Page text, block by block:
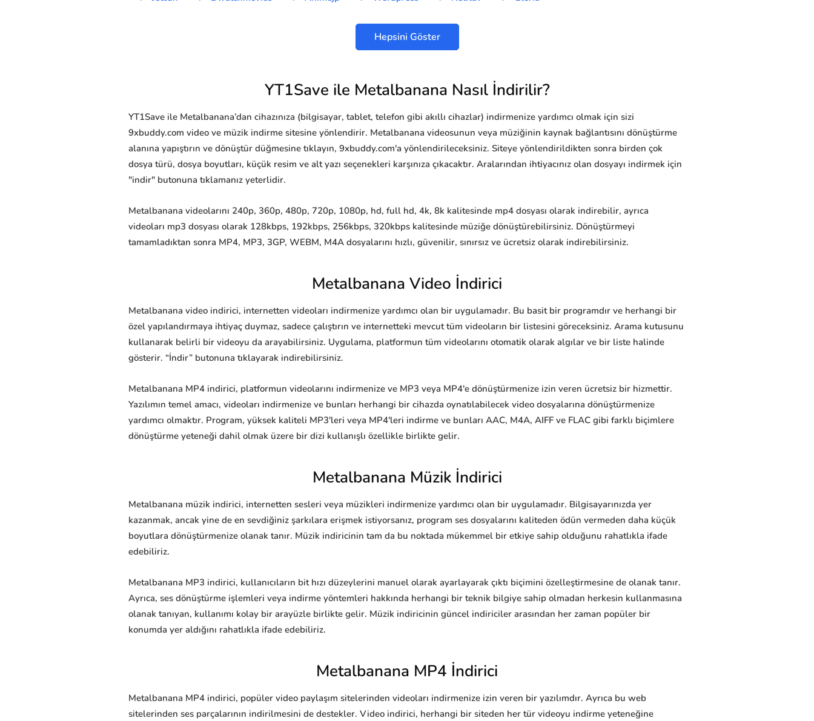
Hepsini Göster
YT1Save ile Metalbanana Nasıl İndirilir?
YT1Save ile Metalbanana’dan cihazınıza (bilgisayar, tablet, telefon gibi akıllı cihazlar) indirmenize yardımcı olmak için sizi
9xbuddy.com video ve müzik indirme sitesine yönlendirir. Metalbanana videosunun veya müziğinin kaynak bağlantısını dönüştürme
alanına yapıştırın ve dönüştür düğmesine tıklayın, 9xbuddy.com'a yönlendirileceksiniz. Siteye yönlendirildikten sonra birden çok
dosya türü, dosya boyutları, küçük resim ve alt yazı seçenekleri karşınıza çıkacaktır. Aralarından ihtiyacınız olan dosyayı indirmek için
"indir" butonuna tıklamanız yeterlidir.
Metalbanana videolarını 240p, 360p, 480p, 720p, 1080p, hd, full hd, 4k, 8k kalitesinde mp4 dosyası olarak indirebilir, ayrıca
videoları mp3 dosyası olarak 128kbps, 192kbps, 256kbps, 320kbps kalitesinde müziğe dönüştürebilirsiniz. Dönüştürmeyi
tamamladıktan sonra MP4, MP3, 3GP, WEBM, M4A dosyalarını hızlı, güvenilir, sınırsız ve ücretsiz olarak indirebilirsiniz.
Metalbanana Video İndirici
Metalbanana video indirici, internetten videoları indirmenize yardımcı olan bir uygulamadır. Bu basit bir programdır ve herhangi bir
özel yapılandırmaya ihtiyaç duymaz, sadece çalıştırın ve internetteki mevcut tüm videoların bir listesini göreceksiniz. Arama kutusunu
kullanarak belirli bir videoyu da arayabilirsiniz. Uygulama, platformun tüm videolarını otomatik olarak algılar ve bir liste halinde
gösterir. “İndir” butonuna tıklayarak indirebilirsiniz.
Metalbanana MP4 indirici, platformun videolarını indirmenize ve MP3 veya MP4'e dönüştürmenize izin veren ücretsiz bir hizmettir.
Yazılımın temel amacı, videoları indirmenize ve bunları herhangi bir cihazda oynatılabilecek video dosyalarına dönüştürmenize
yardımcı olmaktır. Program, yüksek kaliteli MP3'leri veya MP4'leri indirme ve bunları AAC, M4A, AIFF ve FLAC gibi farklı biçimlere
dönüştürme yeteneği dahil olmak üzere bir dizi kullanışlı özellikle birlikte gelir.
Metalbanana Müzik İndirici
Metalbanana müzik indirici, internetten sesleri veya müzikleri indirmenize yardımcı olan bir uygulamadır. Bilgisayarınızda yer
kazanmak, ancak yine de en sevdiğiniz şarkılara erişmek istiyorsanız, program ses dosyalarını kaliteden ödün vermeden daha küçük
boyutlara dönüştürmenize olanak tanır. Müzik indiricinin tam da bu noktada mükemmel bir etkiye sahip olduğunu rahatlıkla ifade
edebiliriz.
Metalbanana MP3 indirici, kullanıcıların bit hızı düzeylerini manuel olarak ayarlayarak çıktı biçimini özelleştirmesine de olanak tanır.
Ayrıca, ses dönüştürme işlemleri veya indirme yöntemleri hakkında herhangi bir teknik bilgiye sahip olmadan herkesin kullanmasına
olanak tanıyan, kullanımı kolay bir arayüzle birlikte gelir. Müzik indiricinin güncel indiriciler arasından her zaman popüler bir
konumda yer aldığını rahatlıkla ifade edebiliriz.
Metalbanana MP4 İndirici
Metalbanana MP4 indirici, popüler video paylaşım sitelerinden videoları indirmenize izin veren bir yazılımdır. Ayrıca bu web
sitelerinden ses parçalarının indirilmesini de destekler. Video indirici, herhangi bir siteden her tür videoyu indirme yeteneğine